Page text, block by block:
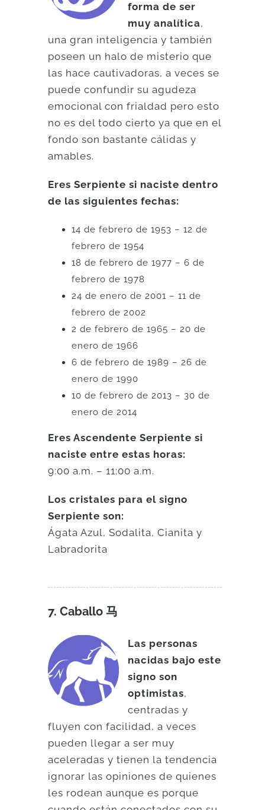
forma de ser
muy analítica,
una gran inteligencia y también
poseen un halo de misterio que
las hace cautivadoras, a veces se
puede confundir su agudeza
emocional con frialdad pero esto
no es del todo cierto ya que en el
fondo son bastante cálidas y
amables.
Eres Serpiente si naciste dentro
de las siguientes fechas:
14 de febrero de 1953 – 12 de
febrero de 1954
18 de febrero de 1977 – 6 de
febrero de 1978
24 de enero de 2001 – 11 de
febrero de 2002
2 de febrero de 1965 – 20 de
enero de 1966
6 de febrero de 1989 – 26 de
enero de 1990
10 de febrero de 2013 – 30 de
enero de 2014
Eres Ascendente Serpiente si
naciste entre estas horas:
9:00 a.m. – 11:00 a.m.
Los cristales para el signo
Serpiente son:
Ágata Azul, Sodalita, Cianita y
Labradorita
7. Caballo 马
Las personas
nacidas bajo este
signo son
optimistas,
centradas y
fluyen con facilidad, a veces
pueden llegar a ser muy
aceleradas y tienen la tendencia
ignorar las opiniones de quienes
les rodean aunque es porque